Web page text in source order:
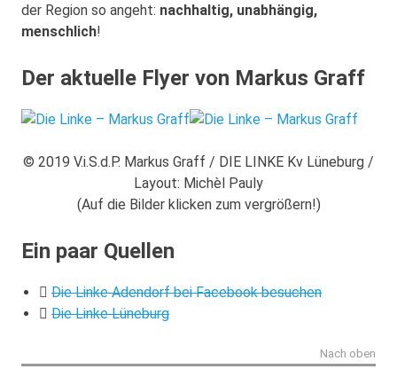
der Region so angeht: nachhaltig, unabhängig,
menschlich!
Der aktuelle Flyer von Markus Graff
© 2019 V.i.S.d.P. Markus Graff / DIE LINKE Kv Lüneburg /
Layout: Michèl Pauly
(Auf die Bilder klicken zum vergrößern!)
Ein paar Quellen
Die Linke Adendorf bei Facebook besuchen
Die Linke Lüneburg
Nach oben